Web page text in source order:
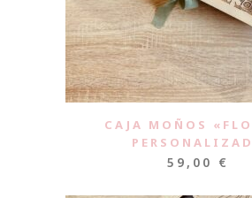
CAJA MOÑOS
59,00 €